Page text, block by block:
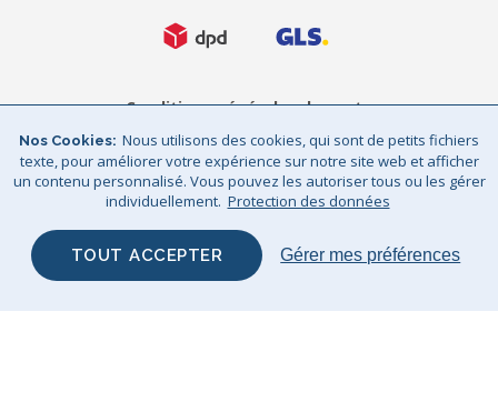
Conditions générales de vente
Protection des données
Mentions légales
Sitemap
© Big Bertha Original 2026
GHS Retail Ltd / © Big Bertha Original 2025
Nos Cookies Nous utilisons des cookies, qui sont de petits fichiers
texte, pour améliorer votre expérience sur notre site web et afficher
un contenu personnalisé. Vous pouvez les autoriser tous ou les gérer
individuellement. Protection des données
TOUT ACCEPTER Gérer mes préférences